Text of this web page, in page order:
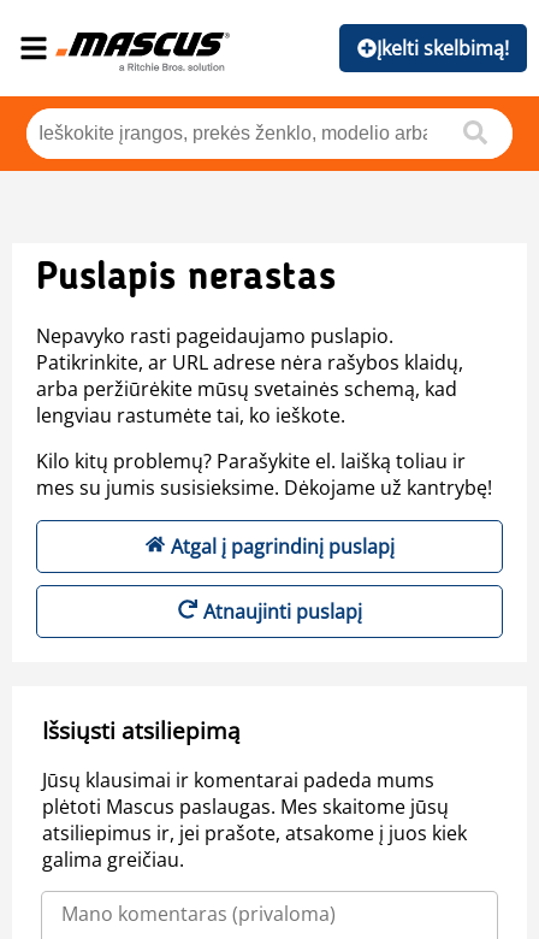
Įkelti skelbimą!
Puslapis nerastas
Nepavyko rasti pageidaujamo puslapio.
Patikrinkite, ar URL adrese nėra rašybos klaidų,
arba peržiūrėkite mūsų svetainės schemą, kad
lengviau rastumėte tai, ko ieškote.
Kilo kitų problemų? Parašykite el. laišką toliau ir
mes su jumis susisieksime. Dėkojame už kantrybę!
Atgal į pagrindinį puslapį
Atnaujinti puslapį
Išsiųsti atsiliepimą
Jūsų klausimai ir komentarai padeda mums
plėtoti Mascus paslaugas. Mes skaitome jūsų
atsiliepimus ir, jei prašote, atsakome į juos kiek
galima greičiau.